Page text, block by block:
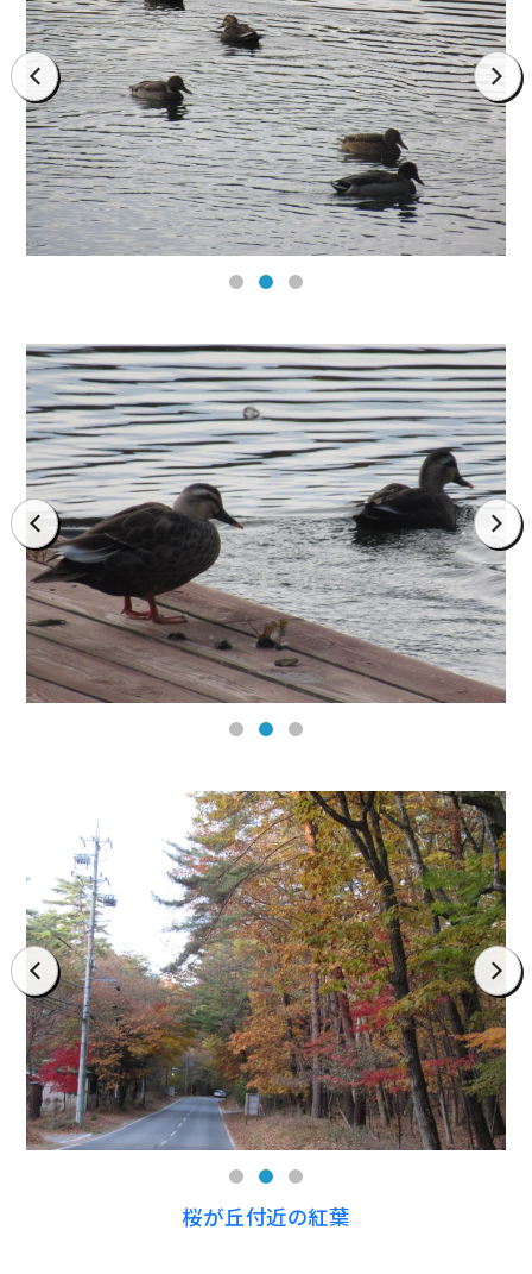
prev next
prev next
prev next
桜が丘付近の紅葉